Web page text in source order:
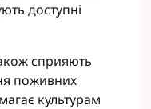
доступні
сприяють
поживних
культурам